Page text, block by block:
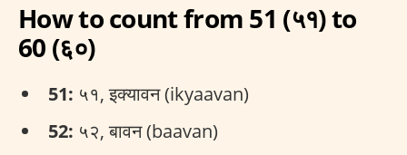
How to count from 51 (५१) to
60 (६०)
51: ५१, इक्यावन (ikyaavan)
52: ५२, बावन (baavan)